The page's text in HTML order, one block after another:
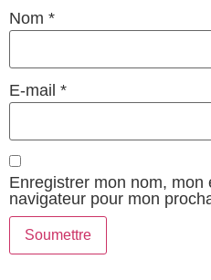
Nom *
E-mail *
Enregistrer mon nom,
navigateur pour mon